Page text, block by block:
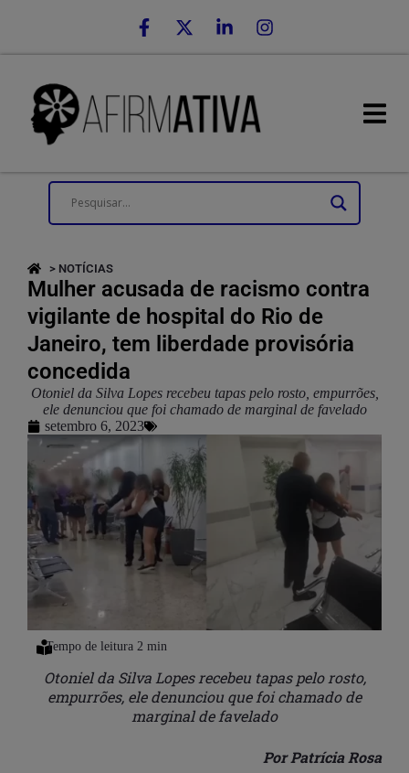
> NOTÍCIAS
Mulher acusada de racismo contra
vigilante de hospital do Rio de
Janeiro, tem liberdade provisória
concedida
Otoniel da Silva Lopes recebeu tapas pelo rosto, empurrões,
ele denunciou que foi chamado de marginal de favelado
setembro 6, 2023
Otoniel da Silva Lopes recebeu tapas pelo rosto,
empurrões, ele denunciou que foi chamado de
marginal de favelado
Por Patrícia Rosa